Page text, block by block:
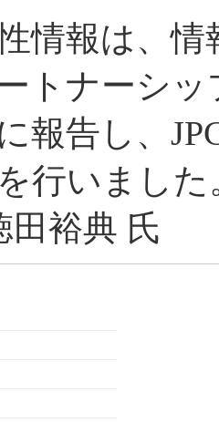
情報は、
トナーシ
報告し、
行いました
田裕典 氏